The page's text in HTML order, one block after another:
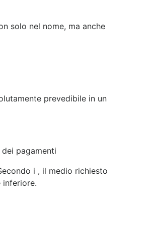
solo nel nome, ma anche
prevedibile in un
pagamenti
i , il medio richiesto
inferiore.